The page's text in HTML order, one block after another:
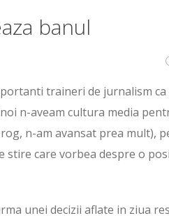
banul
traineri de jurnalism ca
n-aveam cultura media
n-am avansat prea mult),
stire care vorbea despre o
unei decizii aflate in ziua